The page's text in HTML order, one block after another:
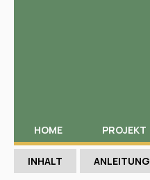
HOME PROJEKT
INHALT ANLEITUNG